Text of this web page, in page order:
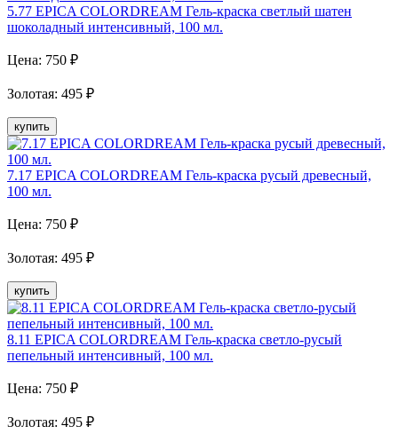
5.77 EPICA COLORDREAM Гель-краска светлый шатен
шоколадный интенсивный, 100 мл.
Цена: 750 ₽
Золотая: 495 ₽
купить
7.17 EPICA COLORDREAM Гель-краска русый древесный,
100 мл.
Цена: 750 ₽
Золотая: 495 ₽
купить
8.11 EPICA COLORDREAM Гель-краска светло-русый
пепельный интенсивный, 100 мл.
Цена: 750 ₽
Золотая: 495 ₽